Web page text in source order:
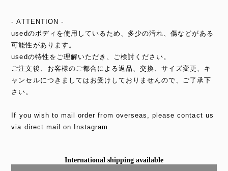
- ATTENTION -
usedのボディを使用しているため、多少の汚れ、傷などがある
可能性があります。
usedの特性をご理解いただき、ご検討ください。
ご注文後、お客様のご都合による返品、交換、サイズ変更、キ
ャンセルにつきましてはお受けしておりませんので、ご了承下
さい。
If you wish to mail order from overseas, please contact us
via direct mail on Instagram.
International shipping available